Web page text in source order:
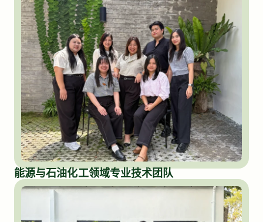
能源与石油化工领域专业技术团队